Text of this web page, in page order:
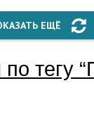
ЕЩЁ
тегу “